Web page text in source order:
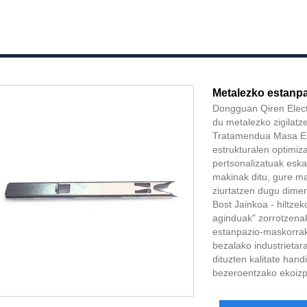
Metalezko
Dongguan Qiren
du metalezko
Tratamendua Masa
estrukturalen
pertsonalizatuak
makinak ditu, gure
ziurtatzen dugu
Bost Jainkoa -
aginduak"
estanpazio-
bezalako
dituzten kalitate
bezeroentzako